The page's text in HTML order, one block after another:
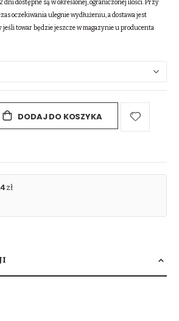
dni dostępne są w określonej, ograniczonej ilości. Przy
oczekiwania ulegnie wydłużeniu, a dostawa jest
towar będzie jeszcze w magazynie u producenta
DODAJ DO KOSZYKA
zł